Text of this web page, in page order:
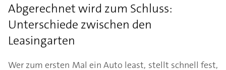
Abgerechnet wird zum Schluss:
Unterschiede zwischen den
Leasingarten
Wer zum ersten Mal ein Auto least, stellt schnell fest,